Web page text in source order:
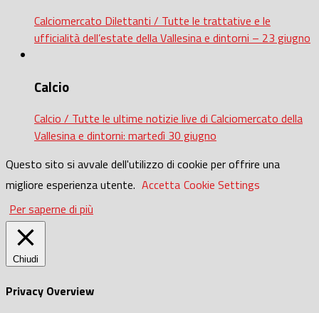
Calciomercato Dilettanti / Tutte le trattative e le
ufficialità dell’estate della Vallesina e dintorni – 23 giugno
Calcio
Calcio / Tutte le ultime notizie live di Calciomercato della
Vallesina e dintorni: martedì 30 giugno
Questo sito si avvale dell'utilizzo di cookie per offrire una
migliore esperienza utente. Accetta Cookie Settings
Per saperne di più
Chiudi
Privacy Overview